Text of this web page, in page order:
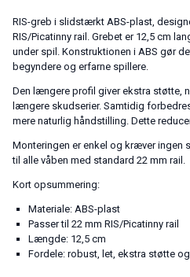
RIS-greb i slidstærkt ABS-plast,
RIS/Picatinny rail. Grebet er 12,5 cm
under spil. Konstruktionen i ABS gør
begyndere og erfarne spillere.
Den længere profil giver ekstra støtte,
længere skudserier. Samtidig
mere naturlig håndstilling. Dette
Monteringen er enkel og kræver ingen
til alle våben med standard 22 mm rail.
Kort opsummering:
Materiale: ABS-plast
Passer til 22 mm RIS/Picatinny rail
Længde: 12,5 cm
Fordele: robust, let, ekstra støtte